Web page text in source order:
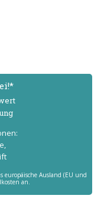
Ausland (EU und
an.